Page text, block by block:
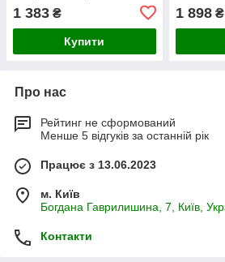
1 383 ₴
Купити
1 898₴
Про нас
Рейтинг не сформований
Менше 5 відгуків за останній рік
Працює з 13.06.2023
м. Київ
Богдана Гаврилишина, 7, Київ,
Контакти